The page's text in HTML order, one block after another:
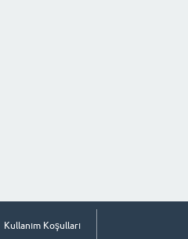
Kullanım Koşulları